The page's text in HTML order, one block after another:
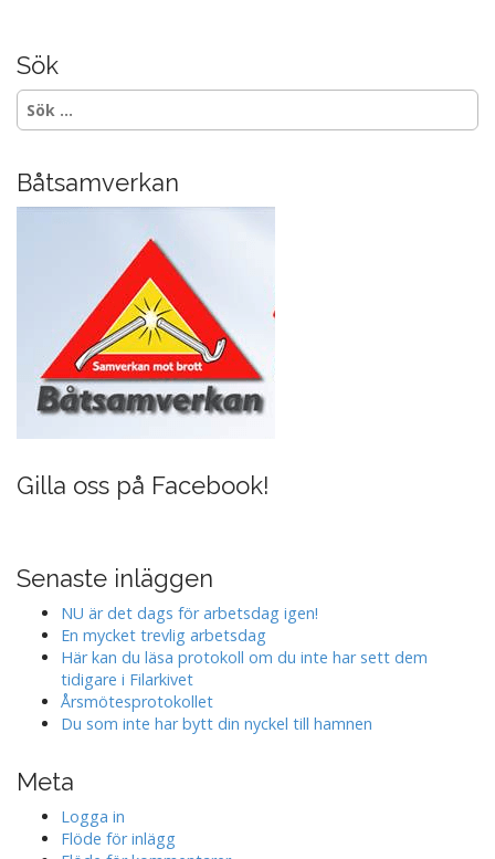
k
n
a
v
g
a
Sök
Sök
efter:
Båtsamverkan
Gilla oss på Facebook!
Senaste inläggen
NU är det dags för arbetsdag igen!
En mycket trevlig arbetsdag
Här kan du läsa protokoll om du inte har sett dem
tidigare i Filarkivet
Årsmötesprotokollet
Du som inte har bytt din nyckel till hamnen
Meta
Logga in
Flöde för inlägg